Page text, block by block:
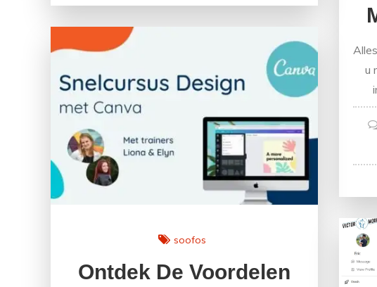
u
cursus
soofos
Ontdek De Voordelen